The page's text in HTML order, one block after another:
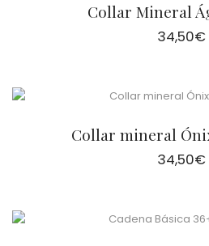
Collar Mineral
34,50€
Collar mineral
34,50€